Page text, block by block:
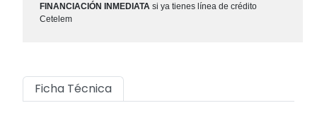
FINANCIACIÓN INMEDIATA si ya tienes línea de crédito
Cetelem
Ficha Técnica